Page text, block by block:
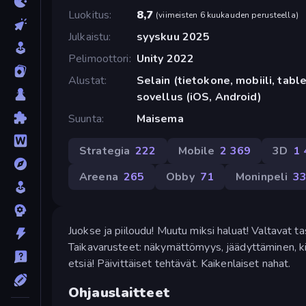
Luokitus
8,7 (viimeisten 6 kuukauden perusteella)
Julkaistu
syyskuu 2025
Pelimoottori
Unity 2022
Alustat
Selain (tietokone, mobiili,
sovellus (iOS, Android)
Suunta
Maisema
Strategia 222 Mobile 2 369 3D 1
Areena 265 Obby 71 Moninpeli
Juokse ja piiloudu! Muutu miksi haluat! Valtavat
Taikavarusteet: näkymättömyys,
etsiä! Päivittäiset tehtävät. Kaikenlaiset nahat.
Ohjauslaitteet